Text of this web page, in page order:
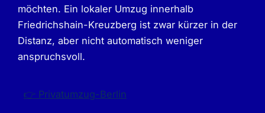
möchten. Ein lokaler Umzug innerhalb
Friedrichshain-Kreuzberg ist zwar kürzer in der
Distanz, aber nicht automatisch weniger
anspruchsvoll.
👉 Privatumzug-Berlin